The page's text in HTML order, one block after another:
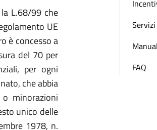
L.68/99 che
UE
è concesso a
del 70 per
per ogni
che abbia
minorazioni
unico delle
1978, n.
Servizi
FAQ